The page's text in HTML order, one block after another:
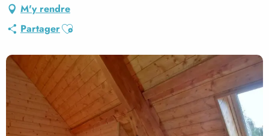
M'y rendre
PartagerAjouter aux favoris